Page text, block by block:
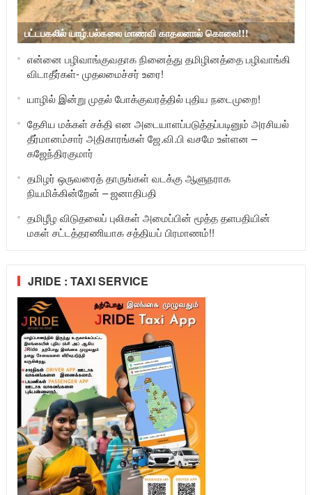
பட்டபகலில் யாழ்.பல்கலை மாணவி காதலனால் கொலை!!!
என்னை பழிவாங்குவதாக நினைத்து தமிழினத்தை பழிவாங்கி
விடாதீர்கள்- முதலமைச்சர் உரை!
யாழில் இன்று முதல் போக்குவரத்தில் புதிய நடைமுறை!
தேசிய மக்கள் சக்தி என அடையாளப்படுத்தப்படினும் அரசியல்
தீர்மானம்சார் அதிகாரங்கள் ஜே.வி.பி வசமே உள்ளன –
கஜேந்திரகுமார்
தமிழர் ஒருவரைத் தாருங்கள் வடக்கு ஆளுநராக
நியமிக்கின்றேன் – ஜனாதிபதி
தமிழீழ விடுதலைப் புலிகள் அமைப்பின் மூத்த தளபதியின்
மகள் சட்டத்தரணியாக சத்தியப் பிரமாணம்!!
JRIDE : TAXI SERVICE